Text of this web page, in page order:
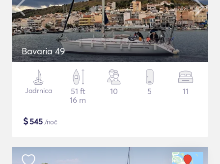
Bavaria 49
Jadrnica
51 ft
16 m
10 5 11
$545 /noč